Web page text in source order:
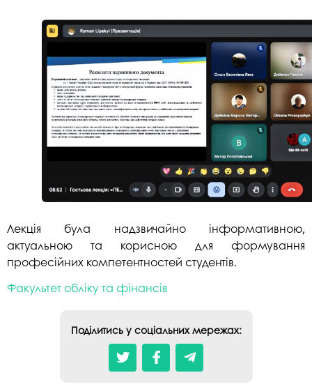
Лекція була надзвичайно інформативною,
актуальною та корисною для формування
професійних компетентностей студентів.
Факультет обліку та фінансів
Поділитись у соціальних мережах: